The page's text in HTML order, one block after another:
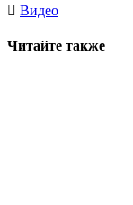
Видео
Читайте также